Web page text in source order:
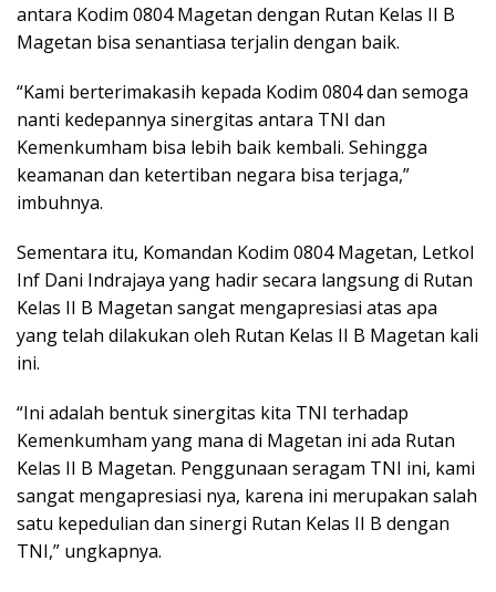
antara Kodim 0804 Magetan dengan Rutan Kelas II B
Magetan bisa senantiasa terjalin dengan baik.
“Kami berterimakasih kepada Kodim 0804 dan semoga
nanti kedepannya sinergitas antara TNI dan
Kemenkumham bisa lebih baik kembali. Sehingga
keamanan dan ketertiban negara bisa terjaga,”
imbuhnya.
Sementara itu, Komandan Kodim 0804 Magetan, Letkol
Inf Dani Indrajaya yang hadir secara langsung di Rutan
Kelas II B Magetan sangat mengapresiasi atas apa
yang telah dilakukan oleh Rutan Kelas II B Magetan kali
ini.
“Ini adalah bentuk sinergitas kita TNI terhadap
Kemenkumham yang mana di Magetan ini ada Rutan
Kelas II B Magetan. Penggunaan seragam TNI ini, kami
sangat mengapresiasi nya, karena ini merupakan salah
satu kepedulian dan sinergi Rutan Kelas II B dengan
TNI,” ungkapnya.